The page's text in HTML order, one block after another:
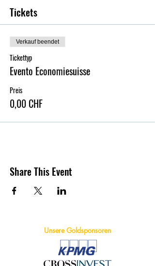
Tickets
Verkauf beendet
Tickettyp
Evento Economiesuisse
Preis
0,00 CHF
Share This Event
Unsere Goldsponsoren